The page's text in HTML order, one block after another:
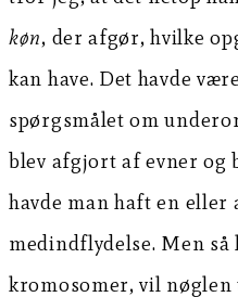
køn, der afgør, hvilke
kan have. Det havde
spørgsmålet om
blev afgjort af evner og
havde man haft en
medindflydelse. Men
kromosomer, vil